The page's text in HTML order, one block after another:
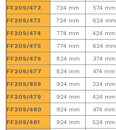
FF209/472
724 mm 574 mm
FF209/473
724 mm 624 mm
FF209/474
774 mm 424 mm
FF209/475
774 mm 624 mm
FF209/476
824 mm 374 mm
FF209/477
824 mm 474 mm
FF209/859
924 mm 324 mm
FF209/479
924 mm 424 mm
FF209/480
924 mm 474 mm
FF209/481
924 mm 524 mm